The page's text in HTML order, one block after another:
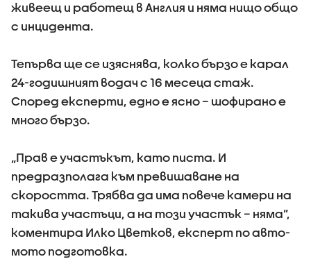
живеещ и работещ в Англия и няма нищо общо
с инцидента.
Тепърва ще се изяснява, колко бързо е карал
24-годишният водач с 16 месеца стаж.
Според експерти, едно е ясно – шофирано е
много бързо.
„Прав е участъкът, като писта. И
предразполага към превишаване на
скоростта. Трябва да има повече камери на
такива участъци, а на този участък – няма”,
коментира Илко Цветков, експерт по авто-
мото подготовка.